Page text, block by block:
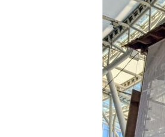
日
令和